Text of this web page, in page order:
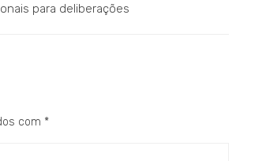
para deliberações
com *